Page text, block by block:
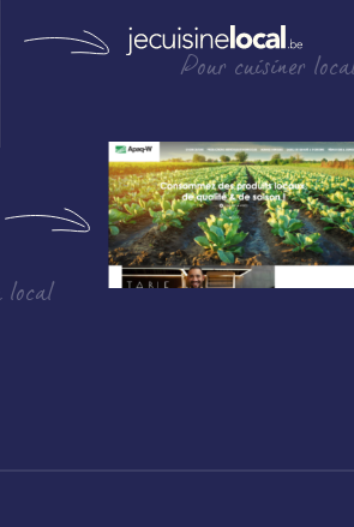
Pour cuisiner
local